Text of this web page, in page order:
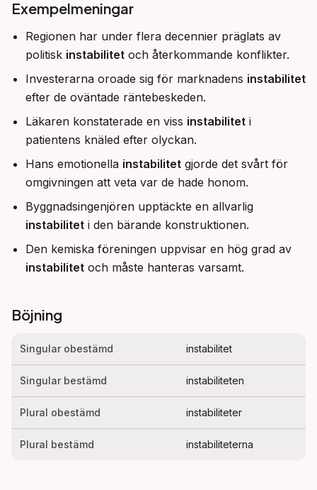
Exempelmeningar
Regionen har under flera decennier präglats av
politisk instabilitet och återkommande konflikter.
Investerarna oroade sig för marknadens instabilitet
efter de oväntade räntebeskeden.
Läkaren konstaterade en viss instabilitet i
patientens knäled efter olyckan.
Hans emotionella instabilitet gjorde det svårt för
omgivningen att veta var de hade honom.
Byggnadsingenjören upptäckte en allvarlig
instabilitet i den bärande konstruktionen.
Den kemiska föreningen uppvisar en hög grad av
instabilitet och måste hanteras varsamt.
Böjning
Singular obestämd instabilitet
Singular bestämd instabiliteten
Plural obestämd instabiliteter
Plural bestämd instabiliteterna